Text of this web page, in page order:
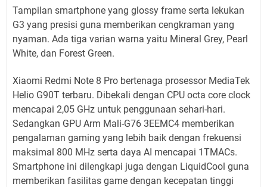
Tampilan smartphone yang glossy frame serta lekukan
G3 yang presisi guna memberikan cengkraman yang
nyaman. Ada tiga varian warna yaitu Mineral Grey, Pearl
White, dan Forest Green.
Xiaomi Redmi Note 8 Pro bertenaga prosessor MediaTek
Helio G90T terbaru. Dibekali dengan CPU octa core clock
mencapai 2,05 GHz untuk penggunaan sehari-hari.
Sedangkan GPU Arm Mali-G76 3EEMC4 memberikan
pengalaman gaming yang lebih baik dengan frekuensi
maksimal 800 MHz serta daya AI mencapai 1TMACs.
Smartphone ini dilengkapi juga dengan LiquidCool guna
memberikan fasilitas game dengan kecepatan tinggi